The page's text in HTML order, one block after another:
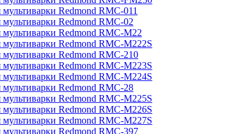
мультиварки Redmond RMC-011
мультиварки Redmond RMC-02
мультиварки Redmond RMC-M22
мультиварки Redmond RMC-M222S
мультиварки Redmond RMC-210
мультиварки Redmond RMC-M223S
мультиварки Redmond RMC-M224S
мультиварки Redmond RMC-28
мультиварки Redmond RMC-M225S
мультиварки Redmond RMC-M226S
мультиварки Redmond RMC-M227S
мультиварки Redmond RMC-397